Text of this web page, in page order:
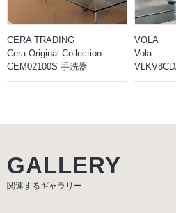
CERA TRADING
Cera Original Collection
CEM02100S 手洗器
VOLA
Vola
GALLERY
関連するギャラリー